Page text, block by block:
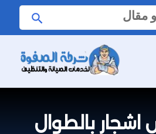
بالطوال